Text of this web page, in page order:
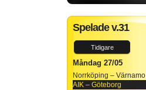
Spelade v.31
Tidigare
Måndag 27/05
Norrköping – Värnamo
AIK – Göteborg